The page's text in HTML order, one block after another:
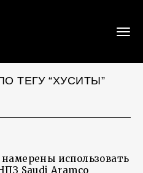
ТЕГУ “ХУСИТЫ”
использовать
Saudi Aramco